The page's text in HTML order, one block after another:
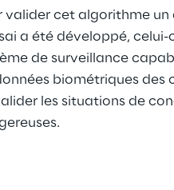
Apps
valider cet algorithme
a été développé, celui-
de surveillance
biométriques des
les situations de